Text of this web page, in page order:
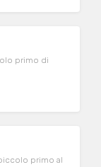
primo di
primo al